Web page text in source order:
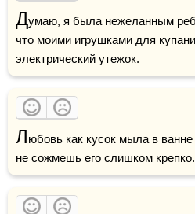
Думаю, я была нежеланным
что моими игрушками для
электрический утежок.
Любовь как кусок мыла в
не сожмешь его слишком крепко.